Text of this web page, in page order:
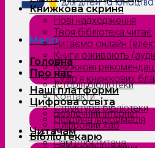
Menu
Головна
Про нас
Історія бібліотеки
Контакти
Структура бібліотеки
Офіційна інформація
Читачам
Пам’ятка читача
Книжкова скриня
Нові надходження
Твоя бібліотека читає
Читаємо онлайн
Книги оживають
Книжкові
Сузірʼя книжкових
Наші платформи
Цифрова освіта
Безпечний інтернет
Цифровий хаб
Бібліотекарю